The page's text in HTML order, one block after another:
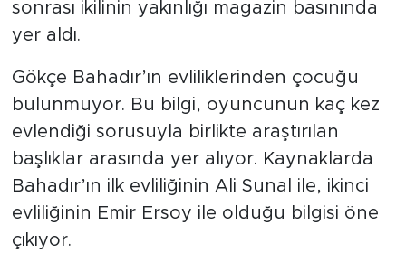
sonrası ikilinin yakınlığı magazin basınında
yer aldı.
Gökçe Bahadır’ın evliliklerinden çocuğu
bulunmuyor. Bu bilgi, oyuncunun kaç kez
evlendiği sorusuyla birlikte araştırılan
başlıklar arasında yer alıyor. Kaynaklarda
Bahadır’ın ilk evliliğinin Ali Sunal ile, ikinci
evliliğinin Emir Ersoy ile olduğu bilgisi öne
çıkıyor.